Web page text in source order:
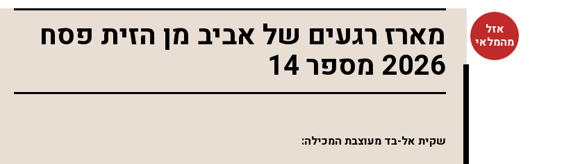
אזל
מהמלאי מארז רגעים של אביב מן הזית פסח
2026 מספר 14
שקית אל-בד מעוצבת המכילה: